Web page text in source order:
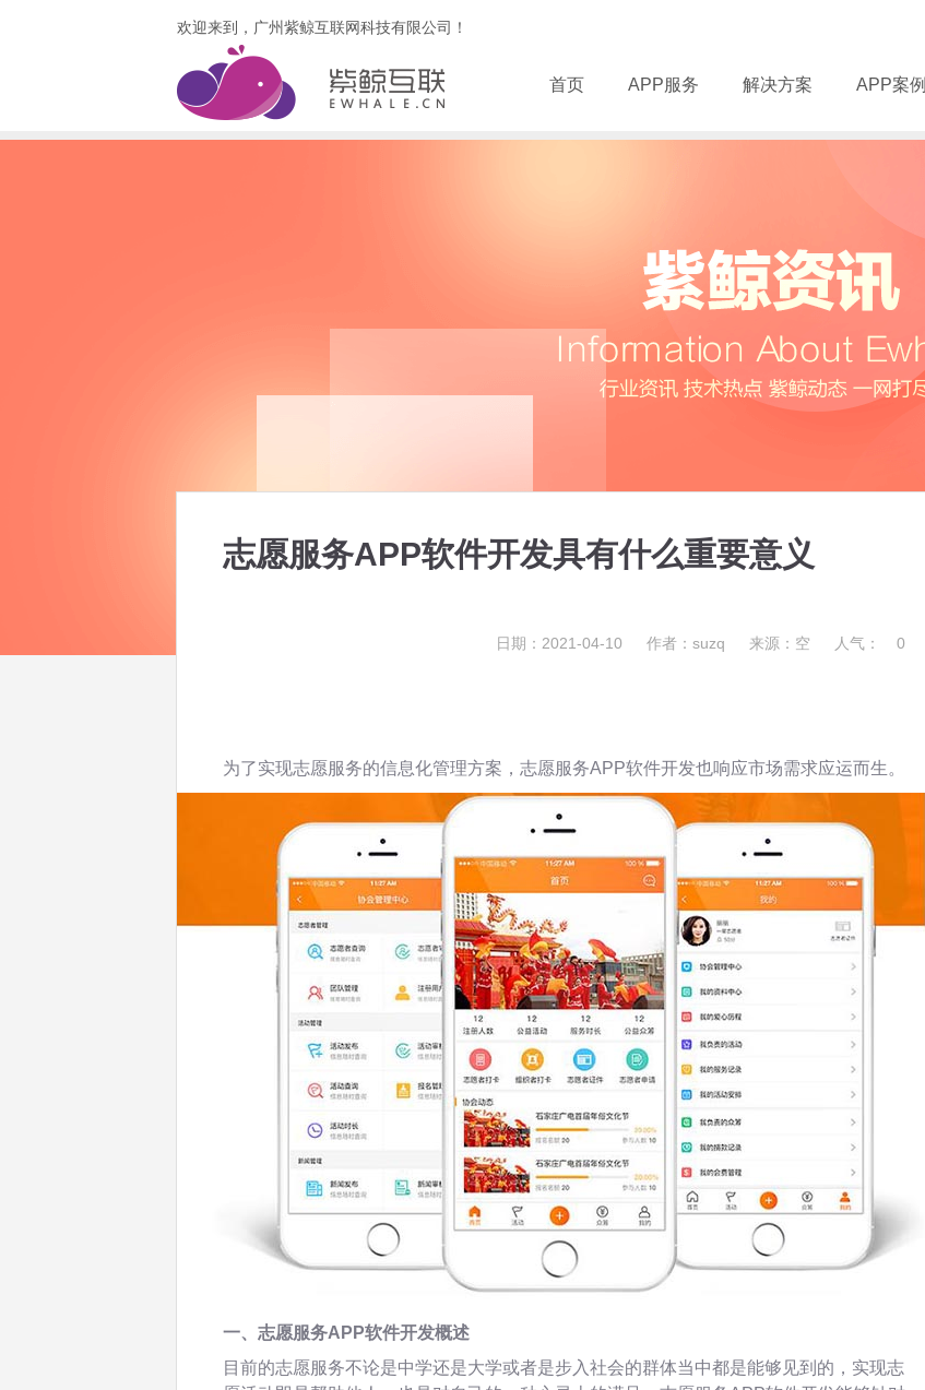
欢迎来到，广州紫鲸互联网科技有限公司！
首页 APP服务 解决方案 APP案例
志愿服务APP软件开发具有什么重要意义
日期：2021-04-10 作者：suzq 来源：空 人气： 0
为了实现志愿服务的信息化管理方案，志愿服务APP软件开发也响应市场需求应运而生。
一、志愿服务APP软件开发概述
目前的志愿服务不论是中学还是大学或者是步入社会的群体当中都是能够见到的，实现志